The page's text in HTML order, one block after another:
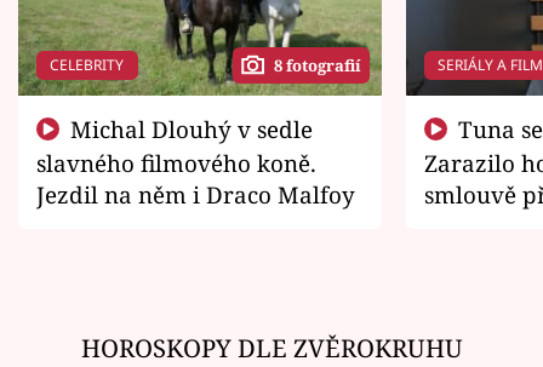
CELEBRITY 8 fotografií
slavného filmového koně.
Jezdil na něm i Draco Malfoy
SERIÁLY A
Zarazilo
smlouvě
HOROSKOPY DLE ZVĚROKRUHU